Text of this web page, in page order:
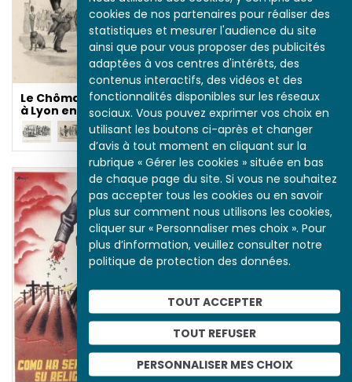
cookies de nos partenaires pour réaliser des
statistiques et mesurer l'audience du site
ainsi que pour vous proposer des publicités
adaptées à vos centres d'intérêts, des
contenus interactifs, des vidéos et des
fonctionnalités disponibles sur les réseaux
sociaux. Vous pouvez exprimer vos choix en
utilisant les boutons ci-après et changer
d’avis à tout moment en cliquant sur la
rubrique « Gérer les cookies » située en bas
de chaque page du site. Si vous ne souhaitez
pas accepter tous les cookies ou en savoir
plus sur comment nous utilisons les cookies,
cliquer sur « Personnaliser mes choix ». Pour
plus d’information, veuillez consulter notre
politique de protection des données.
TOUT ACCEPTER
TOUT REFUSER
PERSONNALISER MES CHOIX
Le Chômage à Paris et
à Lyon en 1831
espagnole